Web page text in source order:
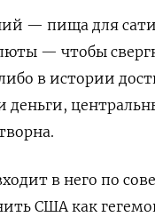
— пища для
— чтобы
в истории
деньги,
в него по
США как